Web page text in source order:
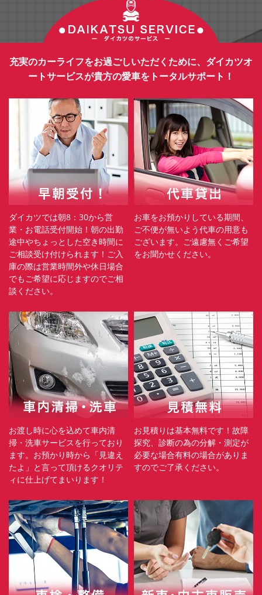
充実のカーライフをお過ごしいただくために、ダイカツオ
ートサービスが貴方の愛車をトータルサポート！
ダイカツでは朝8：30から営
業・お電話受付開始！朝の出勤
途中やちょっとした空き時間に
ご相談受け付けられます！ご入
庫の際は営業時間外や休日場合
でもご希望に応じますのでご相
談ください。
お車をお預かりしている期間、
ご不便が無いよう代車の用意も
ございます。ご遠慮無くご希望
をお聞かせください。
お渡し時に心を込めて車内清
掃・洗車サービスを行っており
ます。お預かり時から「見違え
たよ」と言って頂けるクオリテ
ィに仕上げてまいります！
お見積りは基本無料です！故障
探究、診断の為の分解・測定が
必要な場合有料の場合がありま
すのでご了承ください。